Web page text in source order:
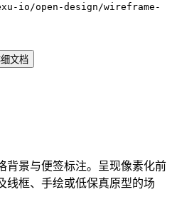
io/open-design/wireframe-
文档
背景与便签标注。呈现像素化前
线框、手绘或低保真原型的场